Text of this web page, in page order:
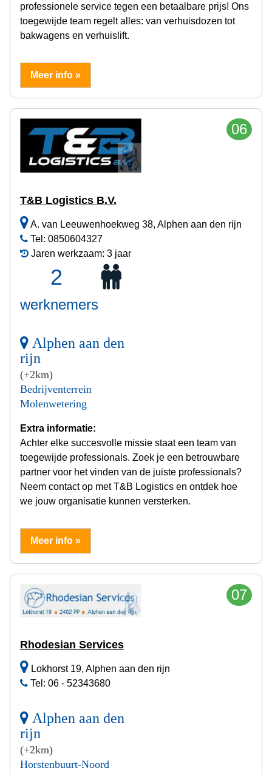
professionele service tegen een betaalbare prijs! Ons
toegewijde team regelt alles: van verhuisdozen tot
bakwagens en verhuislift.
Meer info »
06
T&B Logistics B.V.
A. van Leeuwenhoekweg 38, Alphen aan den rijn
Tel: 0850604327
Jaren werkzaam: 3 jaar
2
werknemers
Alphen aan den
rijn
(+2km)
Bedrijventerrein
Molenwetering
Extra informatie:
Achter elke succesvolle missie staat een team van
toegewijde professionals. Zoek je een betrouwbare
partner voor het vinden van de juiste professionals?
Neem contact op met T&B Logistics en ontdek hoe
we jouw organisatie kunnen versterken.
Meer info »
07
Rhodesian Services
Lokhorst 19, Alphen aan den rijn
Tel: 06 - 52343680
Alphen aan den
rijn
(+2km)
Horstenbuurt-Noord